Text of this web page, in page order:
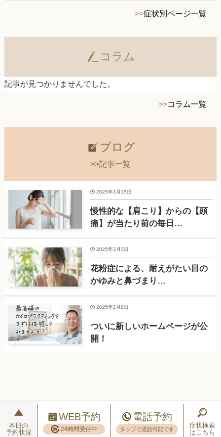
>>症状別ページ一覧
コラム
記事が見つかりませんでした。
>>コラム一覧
ブログ
>>記事一覧
慢性的な【肩こり】からの【頭
痛】が当たり前の毎日…
2025年3月15日
花粉症による、耐えがたい目の
かゆみと鼻づまり…
2025年3月3日
ついに新しいホームページが公
開！
2025年2月8日
本日の
予約状況
WEB予約
24時間受付中
電話予約
タップで通話可能です
症状検索
はこちら